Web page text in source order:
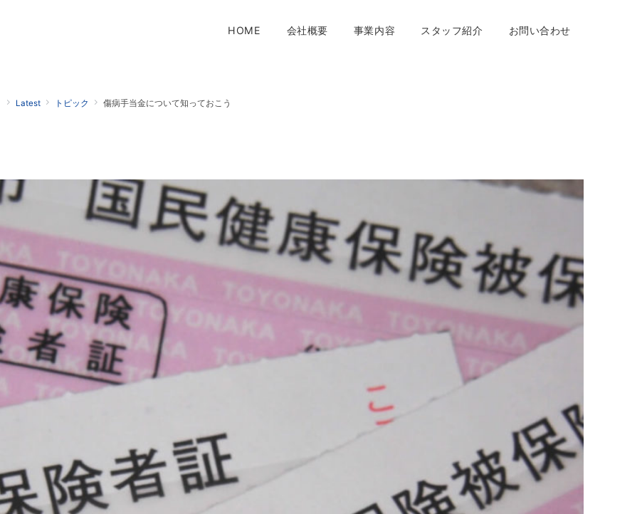
HOME 会社概要 事業内容 スタッフ紹介 お問い合わせ
Latest トピック 傷病手当金について知っておこう